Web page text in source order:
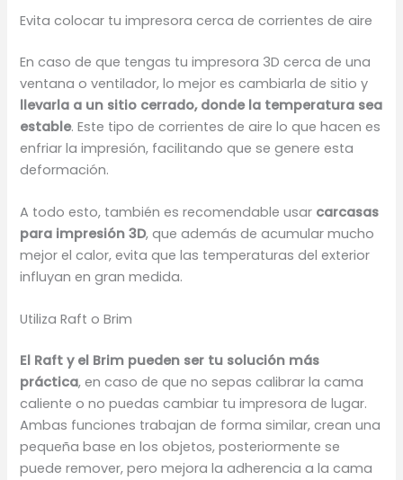
Evita colocar tu impresora cerca de corrientes de aire
En caso de que tengas tu impresora 3D cerca de una
ventana o ventilador, lo mejor es cambiarla de sitio y
llevarla a un sitio cerrado, donde la temperatura sea
estable. Este tipo de corrientes de aire lo que hacen es
enfriar la impresión, facilitando que se genere esta
deformación.
A todo esto, también es recomendable usar carcasas
para impresión 3D, que además de acumular mucho
mejor el calor, evita que las temperaturas del exterior
influyan en gran medida.
Utiliza Raft o Brim
El Raft y el Brim pueden ser tu solución más
práctica, en caso de que no sepas calibrar la cama
caliente o no puedas cambiar tu impresora de lugar.
Ambas funciones trabajan de forma similar, crean una
pequeña base en los objetos, posteriormente se
puede remover, pero mejora la adherencia a la cama